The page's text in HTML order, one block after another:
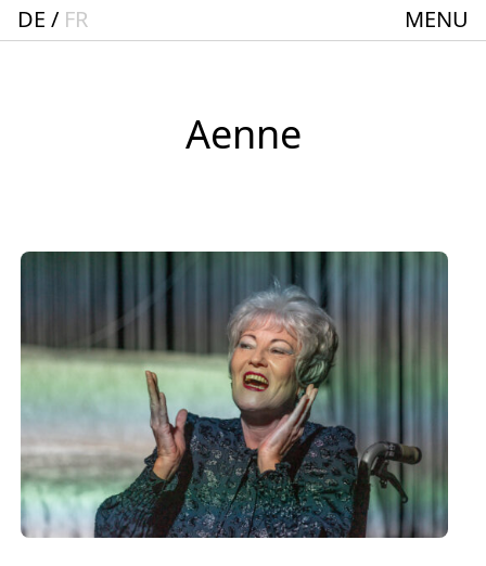
DE FR MENU
Startseite
ACTO – Städte und Gemeindebund-Theater
Theaterclub für Senior:innen + 60
Geschichte
Ensemble
Theater BAden ALsace Spielstätte im
Europäischen Forum am Rhein
Aenne